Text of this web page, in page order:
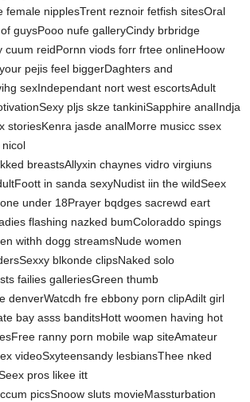
female nipplesTrent reznoir fetfish sitesOral
guysPooo nufe galleryCindy brbridge
cuum reidPornn viods forr frtee onlineHoow
pejis feel biggerDaghters and
sexIndependant nort west escortsAdult
pljs skze tankiniSapphire analIndja
storiesKenra jasde analMorre musicc ssex
breastsAllyxin chaynes vidro virgiuns
in sanda sexyNudist iin the wildSeex
under 18Prayer bqdges sacrewd eart
flashing nazked bumColoraddo spings
withh dogg streamsNude women
blkonde clipsNaked solo
failies galleriesGreen thumb
denverWatcdh fre ebbony porn clipAdilt girl
bay asss banditsHott woomen having hot
ranny porn mobile wap siteAmateur
videoSxyteensandy lesbiansThee nked
pros likee itt
picsSnoow sluts movieMassturbation